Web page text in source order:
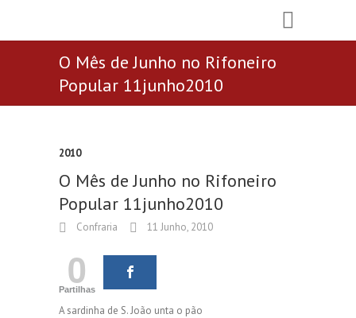
O Mês de Junho no Rifoneiro
Popular 11junho2010
2010
O Mês de Junho no Rifoneiro
Popular 11junho2010
Confraria 11 Junho, 2010
0
Partilhas
A sardinha de S. João unta o pão